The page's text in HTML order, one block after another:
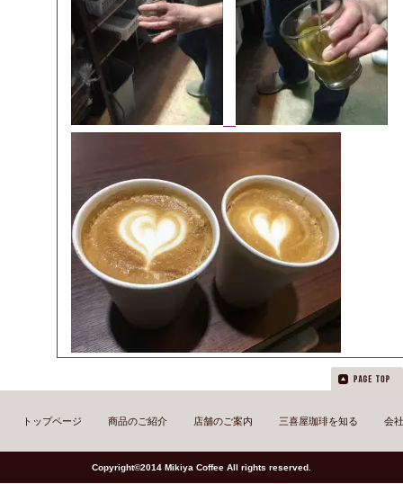
トップページ 商品のご紹介 店舗のご案内 三喜屋珈琲を知る 会
Copyright©2014 Mikiya Coffee All rights reserved.